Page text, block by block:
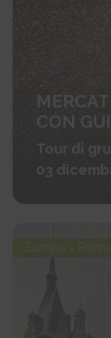
CON
Tour di
03
Europa -